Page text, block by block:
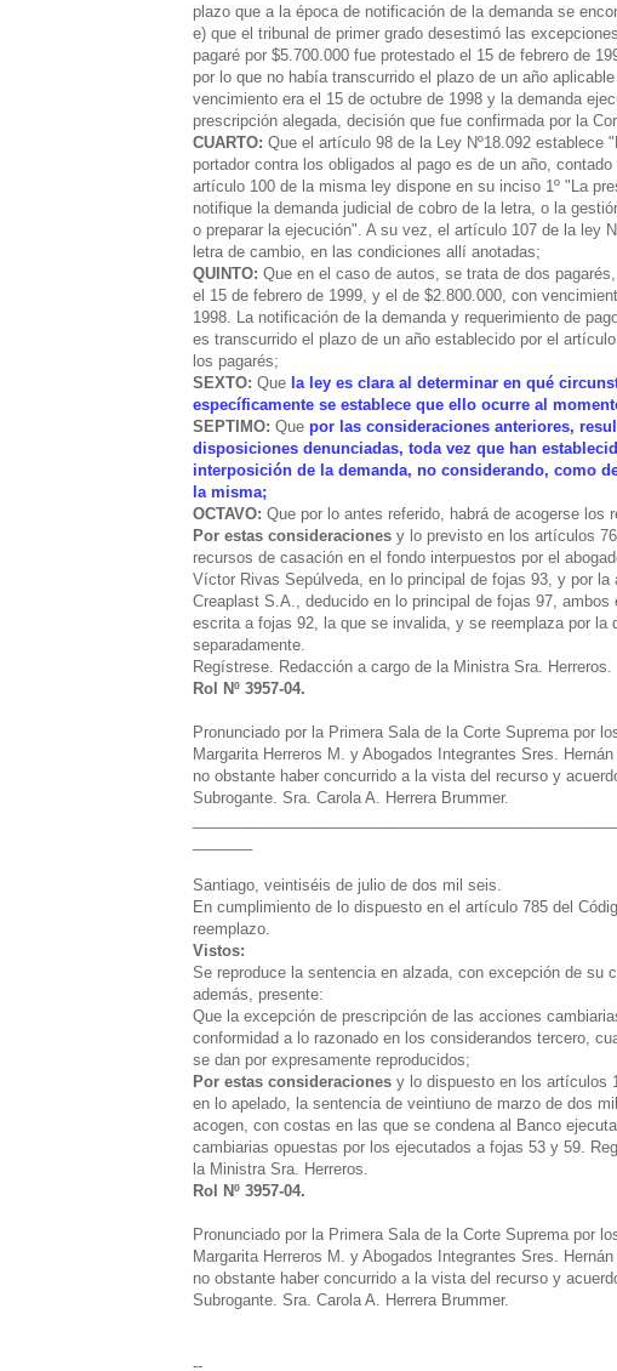
plazo que a la época de notificación de la demanda se
e) que el tribunal de primer grado desestimó las
pagaré por $5.700.000 fue protestado el 15 de febrero de
por lo que no había transcurrido el plazo de un año
vencimiento era el 15 de octubre de 1998 y la demanda
prescripción alegada, decisión que fue confirmada por la
CUARTO: Que el artículo 98 de la Ley Nº18.092 establece
portador contra los obligados al pago es de un año,
artículo 100 de la misma ley dispone en su inciso 1º "La
notifique la demanda judicial de cobro de la letra, o la
o preparar la ejecución". A su vez, el artículo 107 de la ley
letra de cambio, en las condiciones allí anotadas;
QUINTO: Que en el caso de autos, se trata de dos
el 15 de febrero de 1999, y el de $2.800.000, con
1998. La notificación de la demanda y requerimiento de
es transcurrido el plazo de un año establecido por el
los pagarés;
SEXTO: Que la ley es clara al determinar en qué
específicamente se establece que ello ocurre al
SEPTIMO: Que por las consideraciones anteriores,
disposiciones denunciadas, toda vez que han
interposición de la demanda, no considerando, como
la misma;
OCTAVO: Que por lo antes referido, habrá de acogerse los
Por estas consideraciones y lo previsto en los artículos
recursos de casación en el fondo interpuestos por el
Víctor Rivas Sepúlveda, en lo principal de fojas 93, y por
Creaplast S.A., deducido en lo principal de fojas 97,
escrita a fojas 92, la que se invalida, y se reemplaza por
separadamente.
Regístrese. Redacción a cargo de la Ministra Sra. Herreros.
Rol Nº 3957-04.
Pronunciado por la Primera Sala de la Corte Suprema por
Margarita Herreros M. y Abogados Integrantes Sres.
no obstante haber concurrido a la vista del recurso y
Subrogante. Sra. Carola A. Herrera Brummer.
Santiago, veintiséis de julio de dos mil seis.
En cumplimiento de lo dispuesto en el artículo 785 del
reemplazo.
Vistos:
Se reproduce la sentencia en alzada, con excepción de su
además, presente:
Que la excepción de prescripción de las acciones
conformidad a lo razonado en los considerandos tercero,
se dan por expresamente reproducidos;
Por estas consideraciones y lo dispuesto en los artículos
en lo apelado, la sentencia de veintiuno de marzo de dos
acogen, con costas en las que se condena al Banco
cambiarias opuestas por los ejecutados a fojas 53 y 59.
la Ministra Sra. Herreros.
Rol Nº 3957-04.
Pronunciado por la Primera Sala de la Corte Suprema por
Margarita Herreros M. y Abogados Integrantes Sres.
no obstante haber concurrido a la vista del recurso y
Subrogante. Sra. Carola A. Herrera Brummer.
--